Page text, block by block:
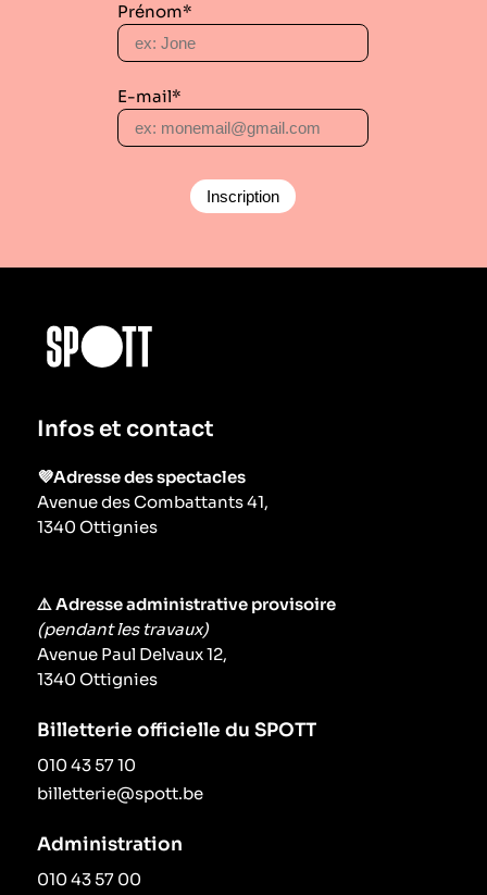
Prénom*
E-mail*
Infos et contact
💜Adresse des spectacles
Avenue des Combattants 41,
1340 Ottignies
⚠️ Adresse administrative provisoire
(pendant les travaux)
Avenue Paul Delvaux 12,
1340 Ottignies
Billetterie officielle du SPOTT
010 43 57 10
billetterie@spott.be
Administration
010 43 57 00